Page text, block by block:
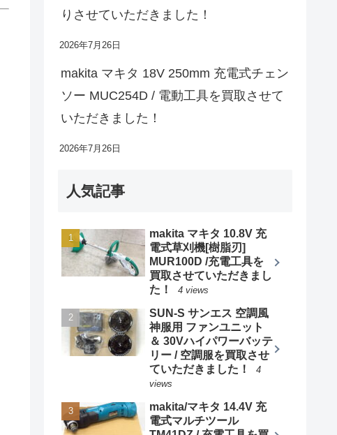
りさせていただきました！
2026年7月26日
makita マキタ 18V 250mm 充電式チェン
ソー MUC254D / 電動工具を買取させて
いただきました！
2026年7月26日
人気記事
makita マキタ 10.8V 充
電式草刈機[樹脂刃]
MUR100D /充電工具を
買取させていただきまし
た！
4 views
SUN-S サンエス 空調風
神服用 ファンユニット
＆ 30Vハイパワーバッテ
リー / 空調服を買取させ
ていただきました！
4
views
makita/マキタ 14.4V 充
電式マルチツール